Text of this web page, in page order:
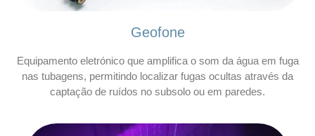
Geofone
Equipamento eletrónico que amplifica o som da água em fuga
nas tubagens, permitindo localizar fugas ocultas através da
captação de ruídos no subsolo ou em paredes.